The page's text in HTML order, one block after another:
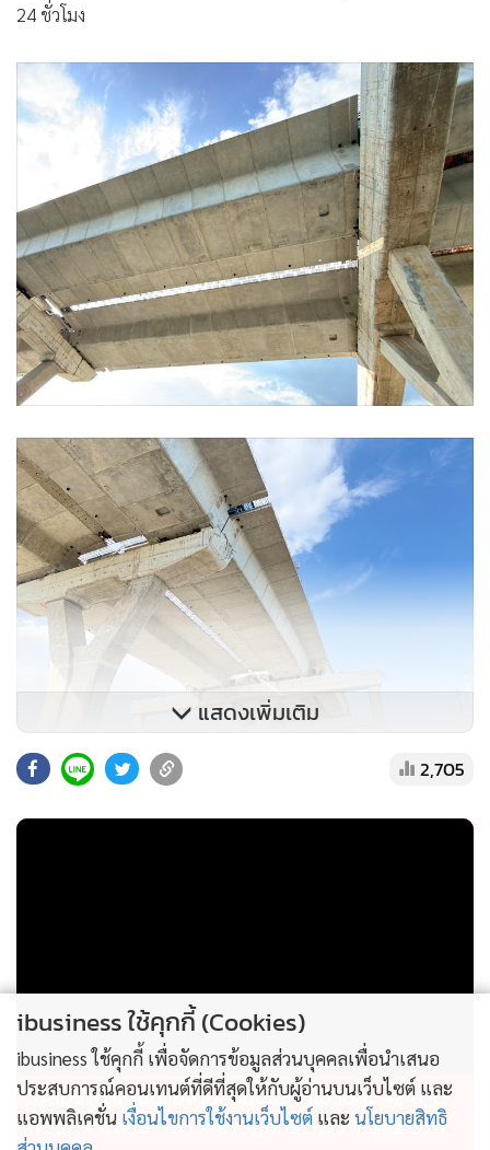
24 ชั่วโมง
แสดงเพิ่มเติม
2,705
ไม่สมราคาไทยช่วยไทย! คนบริโภคไข่วันละ 42 ล้าน
ฟอง “พาณิชย์” เอามาขายถูก 19 วัน แค่ 3.42 ล้าน
ibusiness ใช้คุกกี้ (Cookies)
ibusiness ใช้คุกกี้ เพื่อจัดการข้อมูลส่วนบุคคลเพื่อนำเสนอ
ประสบการณ์คอนเทนต์ที่ดีที่สุดให้กับผู้อ่านบนเว็บไซต์ และ
แอพพลิเคชั่น เงื่อนไขการใช้งานเว็บไซต์ และ นโยบายสิทธิ